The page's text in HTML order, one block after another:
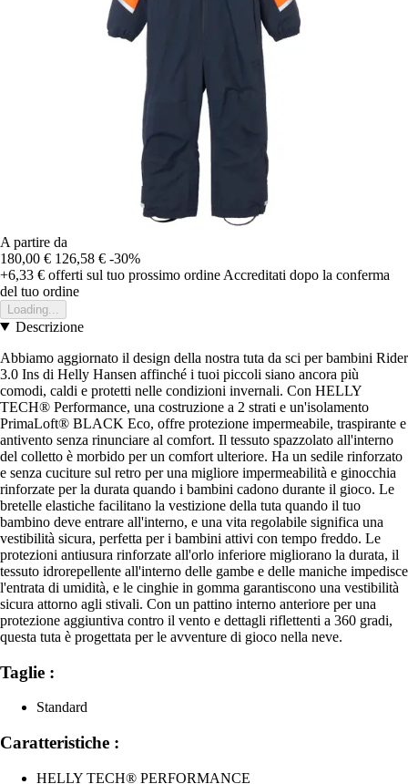
A partire da
180,00 € 126,58 € -30%
+6,33 € offerti sul tuo prossimo ordine Accreditati dopo la conferma
del tuo ordine
Loading...
Descrizione
Abbiamo aggiornato il design della nostra tuta da sci per bambini Rider
3.0 Ins di Helly Hansen affinché i tuoi piccoli siano ancora più
comodi, caldi e protetti nelle condizioni invernali. Con HELLY
TECH® Performance, una costruzione a 2 strati e un'isolamento
PrimaLoft® BLACK Eco, offre protezione impermeabile, traspirante e
antivento senza rinunciare al comfort. Il tessuto spazzolato all'interno
del colletto è morbido per un comfort ulteriore. Ha un sedile rinforzato
e senza cuciture sul retro per una migliore impermeabilità e ginocchia
rinforzate per la durata quando i bambini cadono durante il gioco. Le
bretelle elastiche facilitano la vestizione della tuta quando il tuo
bambino deve entrare all'interno, e una vita regolabile significa una
vestibilità sicura, perfetta per i bambini attivi con tempo freddo. Le
protezioni antiusura rinforzate all'orlo inferiore migliorano la durata, il
tessuto idrorepellente all'interno delle gambe e delle maniche impedisce
l'entrata di umidità, e le cinghie in gomma garantiscono una vestibilità
sicura attorno agli stivali. Con un pattino interno anteriore per una
protezione aggiuntiva contro il vento e dettagli riflettenti a 360 gradi,
questa tuta è progettata per le avventure di gioco nella neve.
Taglie :
Standard
Caratteristiche :
HELLY TECH® PERFORMANCE